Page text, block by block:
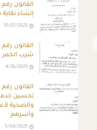
إنشاء
10/07/2025
شرب الخمر
4/26/2025
تحسين
والصحية
وأسرهم
5/04/2025